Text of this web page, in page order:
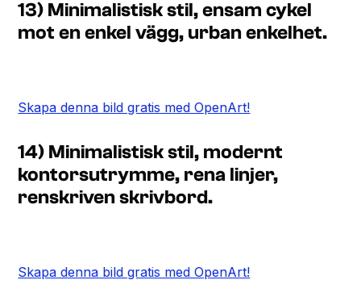
13) Minimalistisk stil, ensam cykel
mot en enkel vägg, urban enkelhet.
Skapa denna bild gratis med OpenArt!
14) Minimalistisk stil, modernt
kontorsutrymme, rena linjer,
renskriven skrivbord.
Skapa denna bild gratis med OpenArt!